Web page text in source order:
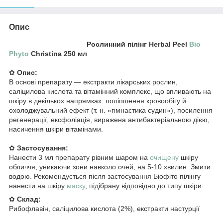
Опис
Рослинний пілінг Herbal Peel Bio
Phyto Christina 250 мл
✿ Опис:
В основі препарату — екстракти лікарських рослин,
саліцилова кислота та вітамінний комплекс, що впливають на
шкіру в декількох напрямках: поліпшення кровообігу й
охолоджувальний ефект (т. н. «гімнастика судин»), посилення
регенерації, ексфоліація, виражена антибактеріальною дією,
насичення шкіри вітамінами.
✿ Застосування:
Нанести 3 мл препарату рівним шаром на очищену шкіру
обличчя, уникаючи зони навколо очей, на 5-10 хвилин. Змити
водою. Рекомендується після застосування Біофіто пілінгу
нанести на шкіру маску, підібрану відповідно до типу шкіри.
✿ Склад:
Рибофлавін, саліцилова кислота (2%), екстракти настурції